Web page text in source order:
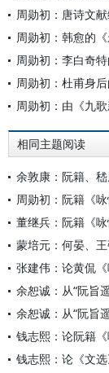
周勋初：唐诗文
周勋初：韩愈的
周勋初：李白奇
周勋初：杜甫身
周勋初：由《九
相同主题阅读
余敦康：阮籍、
周勋初：阮籍《
董继兵：阮籍《
蒙培元：何晏、
张建伟：论黄侃
余恕诚：从“阮旨
余恕诚：从“阮旨
钱志熙：论阮籍《
钱志熙：论《文